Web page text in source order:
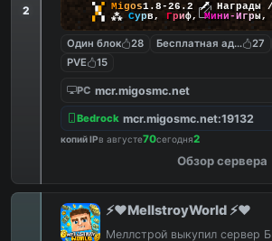
2 ▚▞ Migos1.8-26.2🗡 Награды
▞▚ ⁂ Сурв, Гриф,Мини-Игры,
Один блок 28 Бесплатная админка
27
PVE
15
PC mcr.migosmc.net
Bedrock mcr.migosmc.net:19132
копий IPв августе70сегодня2
Обзор сервера
⚡️❤️MellstroyWorld ⚡️❤️
Меллстрой выкупил сервер